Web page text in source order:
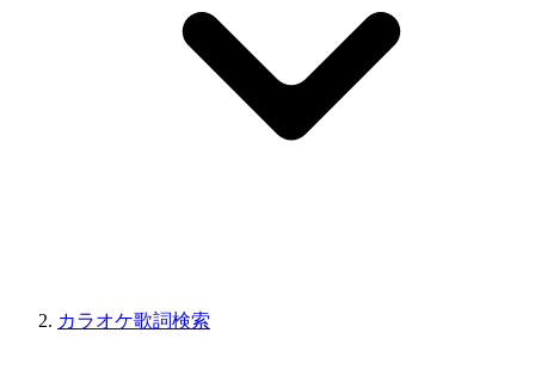
カラオケ歌詞検索